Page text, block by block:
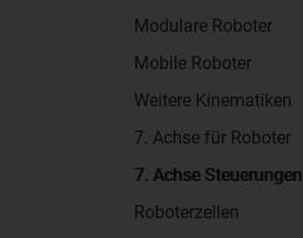
Modulare Roboter
Mobile Roboter
Weitere Kinematiken
7. Achse für Roboter
7. Achse Steuerungen
Roboterzellen